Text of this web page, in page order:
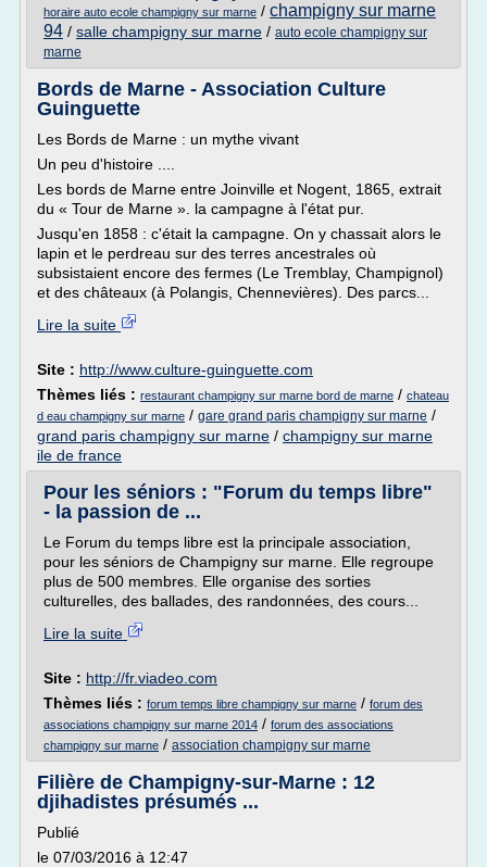
horaire auto ecole champigny sur marne / champigny sur marne
94 / salle champigny sur marne / auto ecole champigny sur
marne
Bords de Marne - Association Culture
Guinguette
Les Bords de Marne : un mythe vivant
Un peu d'histoire ....
Les bords de Marne entre Joinville et Nogent, 1865, extrait
du « Tour de Marne ». la campagne à l'état pur.
Jusqu'en 1858 : c'était la campagne. On y chassait alors le
lapin et le perdreau sur des terres ancestrales où
subsistaient encore des fermes (Le Tremblay, Champignol)
et des châteaux (à Polangis, Chennevières). Des parcs...
Lire la suite
Site : http://www.culture-guinguette.com
Thèmes liés : restaurant champigny sur marne bord de marne / chateau
d eau champigny sur marne / gare grand paris champigny sur marne /
grand paris champigny sur marne / champigny sur marne
ile de france
Pour les séniors : "Forum du temps libre"
- la passion de ...
Le Forum du temps libre est la principale association,
pour les séniors de Champigny sur marne. Elle regroupe
plus de 500 membres. Elle organise des sorties
culturelles, des ballades, des randonnées, des cours...
Lire la suite
Site : http://fr.viadeo.com
Thèmes liés : forum temps libre champigny sur marne / forum des
associations champigny sur marne 2014 / forum des associations
champigny sur marne / association champigny sur marne
Filière de Champigny-sur-Marne : 12
djihadistes présumés ...
Publié
le 07/03/2016 à 12:47